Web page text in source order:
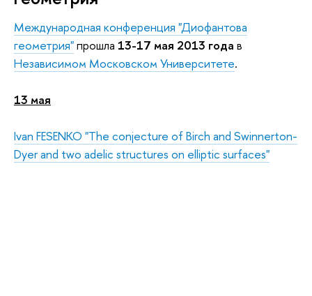
Международная конференция "Диофантова
геометрия"прошла 13-17 мая 2013 года в
Независимом Московском Университете.
13 мая
Ivan FESENKO "The conjecture of Birch and Swinnerton-
Dyer and two adelic structures on elliptic surfaces"